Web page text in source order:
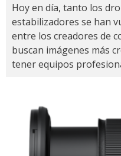
Hoy en día, tanto los
estabilizadores se han
entre los creadores de
buscan imágenes más
tener equipos